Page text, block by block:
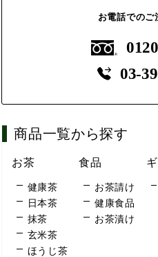
お電話でのご
03-
商品一覧から探す
お茶
健康茶
日本茶
抹茶
玄米茶
ほうじ茶
食品
お茶請け
健康食品
お茶漬け